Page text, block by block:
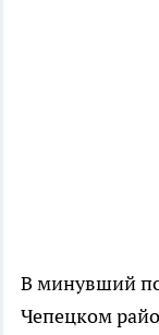
В минувший
Чепецком